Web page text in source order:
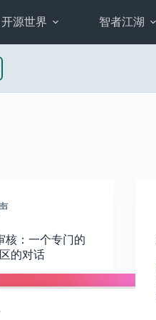
开源世界 智者江湖
核：一个专门的
的对话